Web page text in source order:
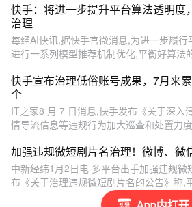
快手：将进一步提升平台算法透明度
治理
每经AI快讯,据快手官微消息,为进一步履
进行一系列模型推荐机制优化,平衡好算法
快手宣布治理低俗账号成果，7月来
个
IT之家8 月 7 日消息,快手发布《关于深入
情导流信息等违规行为加大巡查和处置力
加强违规微短剧片名治理！微博、微
中新经纬1月2日电 多平台出手加强违规微
布《关于治理违规微短剧片名的公告》称,